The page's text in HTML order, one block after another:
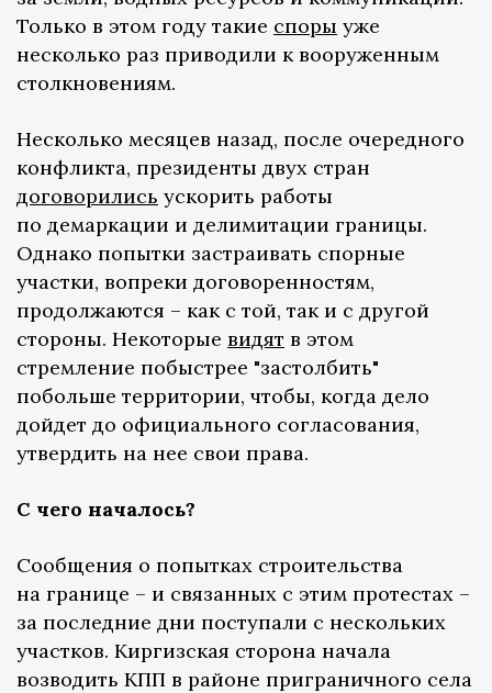
Только в этом году такие споры уже
несколько раз приводили к вооруженным
столкновениям.
Несколько месяцев назад, после очередного
конфликта, президенты двух стран
договорились ускорить работы
по демаркации и делимитации границы.
Однако попытки застраивать спорные
участки, вопреки договоренностям,
продолжаются – как с той, так и с другой
стороны. Некоторые видят в этом
стремление побыстрее "застолбить"
побольше территории, чтобы, когда дело
дойдет до официального согласования,
утвердить на нее свои права.
С чего началось?
Сообщения о попытках строительства
на границе – и связанных с этим протестах –
за последние дни поступали с нескольких
участков. Киргизская сторона начала
возводить КПП в районе приграничного села